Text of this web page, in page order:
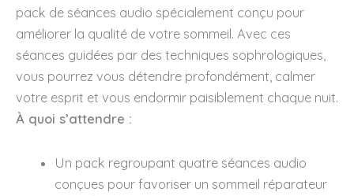
pack de séances audio spécialement conçu pour
améliorer la qualité de votre sommeil. Avec ces
séances guidées par des techniques sophrologiques,
vous pourrez vous détendre profondément, calmer
votre esprit et vous endormir paisiblement chaque nuit.
À quoi s’attendre :
Un pack regroupant quatre séances audio
conçues pour favoriser un sommeil réparateur